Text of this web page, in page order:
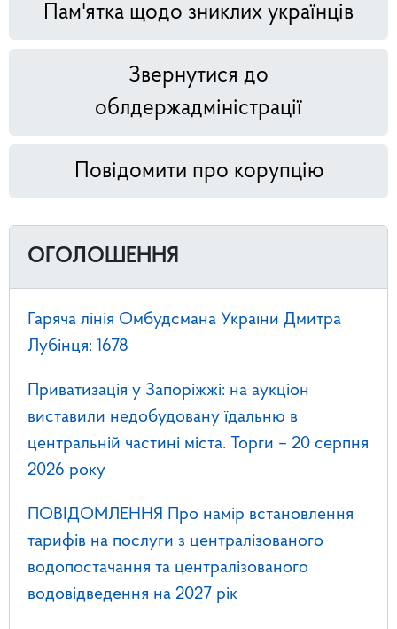
Пам'ятка щодо зниклих українців
Звернутися до
облдержадміністрації
Повідомити про корупцію
ОГОЛОШЕННЯ
Гаряча лінія Омбудсмана України Дмитра
Лубінця: 1678
Приватизація у Запоріжжі: на аукціон
виставили недобудовану їдальню в
центральній частині міста. Торги – 20 серпня
2026 року
ПОВІДОМЛЕННЯ Про намір встановлення
тарифів на послуги з централізованого
водопостачання та централізованого
водовідведення на 2027 рік